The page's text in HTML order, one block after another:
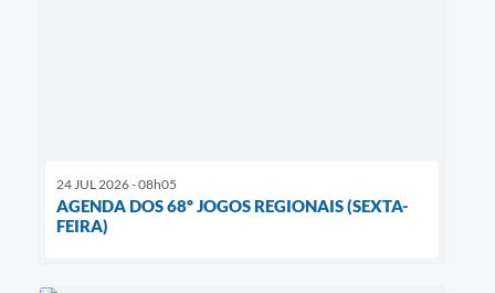
24 JUL 2026 - 08h05
AGENDA DOS 68º JOGOS REGIONAIS (SEXTA-
FEIRA)